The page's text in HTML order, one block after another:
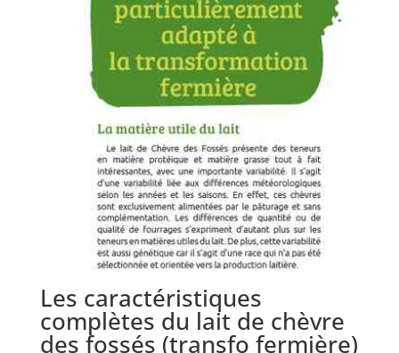
Les caractéristiques
complètes du lait de chèvre
des fossés (transfo fermière)